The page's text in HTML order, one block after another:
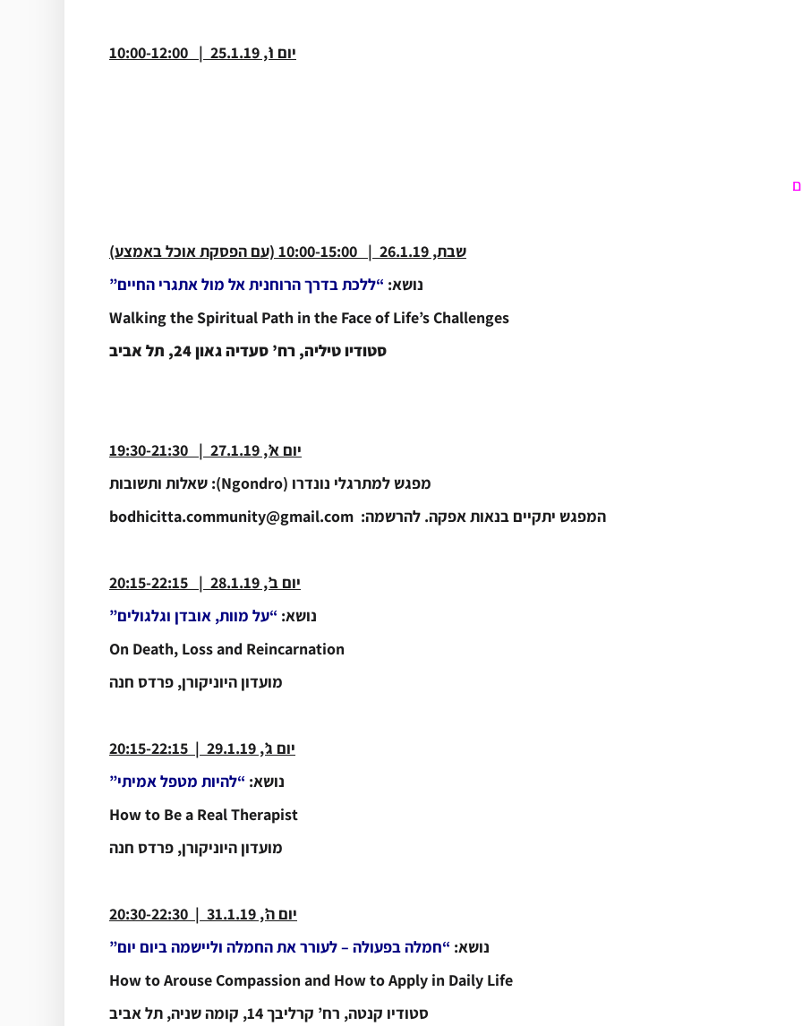
יום ו’, 25.1.19 | 10:00-12:00
שבת,
26.1.19
| 10:00-15:00 (עם הפסקת אוכל באמצע)
נושא: “ללכת בדרך הרוחנית אל מול אתגרי החיים”
Walking the Spiritual Path in the Face of Life’s Challenges
סטודיו טיליה, רח’ סעדיה גאון 24, תל אביב
יום א’, 27.1.19 | 19:30-21:30
מפגש למתרגלי נונדרו (Ngondro): שאלות ותשובות
המפגש יתקיים בנאות אפקה. להרשמה: bodhicitta.community@gmail.com
יום ב’, 28.1.19 | 20:15-22:15
נושא: “על מוות, אובדן וגלגולים”
On Death, Loss and Reincarnation
מועדון היוניקורן, פרדס חנה
יום ג’, 29.1.19 | 20:15-22:15
נושא: “להיות מטפל אמיתי”
How to Be a Real Therapist
מועדון היוניקורן, פרדס חנה
יום ה’, 31.1.19 | 20:30-22:30
נושא: “חמלה בפעולה – לעורר את החמלה וליישמה ביום יום”
How to Arouse Compassion and How to Apply in Daily Life
סטודיו קנטה, רח’ קרליבך 14, קומה שניה, תל אביב